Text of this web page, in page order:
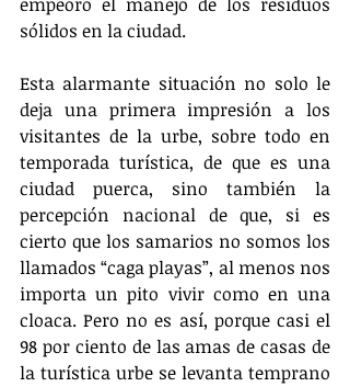
sólidos en la ciudad.
Esta alarmante situación no solo le
deja una primera impresión a los
visitantes de la urbe, sobre todo en
temporada turística, de que es una
ciudad puerca, sino también la
percepción nacional de que, si es
cierto que los samarios no somos los
llamados “caga playas”, al menos nos
importa un pito vivir como en una
cloaca. Pero no es así, porque casi el
98 por ciento de las amas de casas de
la turística urbe se levanta temprano